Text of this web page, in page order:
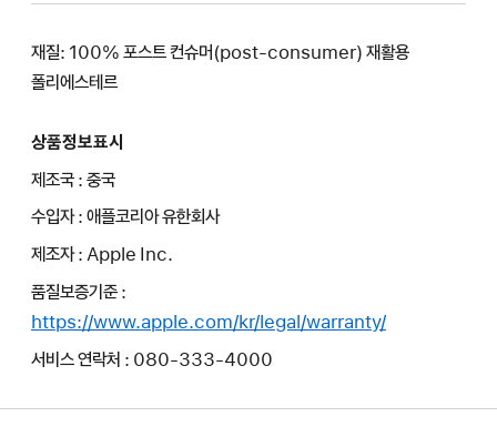
재질: 100% 포스트 컨슈머(post-consumer) 재활용
폴리에스테르
상품정보표시
제조국 : 중국
수입자 : 애플코리아 유한회사
제조자 : Apple Inc.
품질보증기준 :
https://www.apple.com/kr/legal/warranty/
서비스 연락처 : 080-333-4000